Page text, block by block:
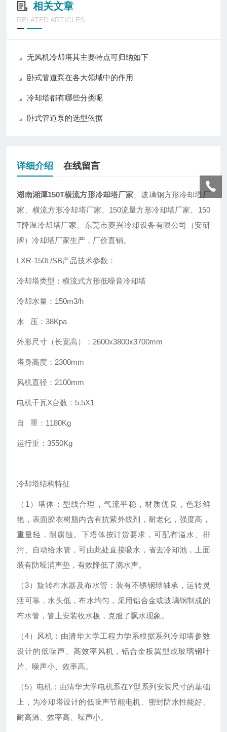
相关文章
RELATED ARTICLES
无风机冷却塔其主要特点可归纳如下
卧式管道泵在各大领域中的作用
冷却塔都有哪些分类呢
卧式管道泵的选型依据
详细介绍 在线留言
湖南湘潭150T横流方形冷却塔厂家 、玻璃钢方形冷却塔厂
家、横流方形冷却塔厂家、150流量方形冷却塔厂家、150
T降温冷却塔厂家、东莞市菱兴冷却设备有限公司（安研
牌）冷却塔厂家生产，厂价直销。
LXR-150L/SB产品技术参数：
冷却塔类型：横流式方形低噪音冷却塔
冷却水量：150m3/h
水 压：38Kpa
外形尺寸（长宽高）：2600x3800x3700mm
塔身高度：2300mm
风机直径：2100mm
电机千瓦X台数：5.5X1
自 重：1180Kg
运行重：3550Kg
冷却塔结构特征
（1）塔体：型线合理，气流平稳，材质优良，色彩鲜
艳，表面胶衣树脂内含有抗紫外线剂，耐老化，强度高，
重量轻，耐腐蚀。下塔体按订货要求，可配有溢水、排
污、自动给水管，可由此处直接吸水，省去冷却池，上面
装有防噪消声垫，有效降低了滴水声。
（3）旋转布水器及布水管：装有不锈钢球轴承，运转灵
活可靠，水头低，布水均匀，采用铝合金或玻璃钢制成的
布水管，管上安装收水板，克服了飘水现象。
（4）风机：由清华大学工程力学系根据系列冷却塔参数
设计的低噪声、高效率风机，铝合金板翼型或玻璃钢叶
片、噪声小、效率高。
（5）电机：由清华大学电机系在Y型系列安装尺寸的基础
上，为冷却塔设计的低噪声节能电机、密封防水性能好、
耐高温、效率高、噪声小。